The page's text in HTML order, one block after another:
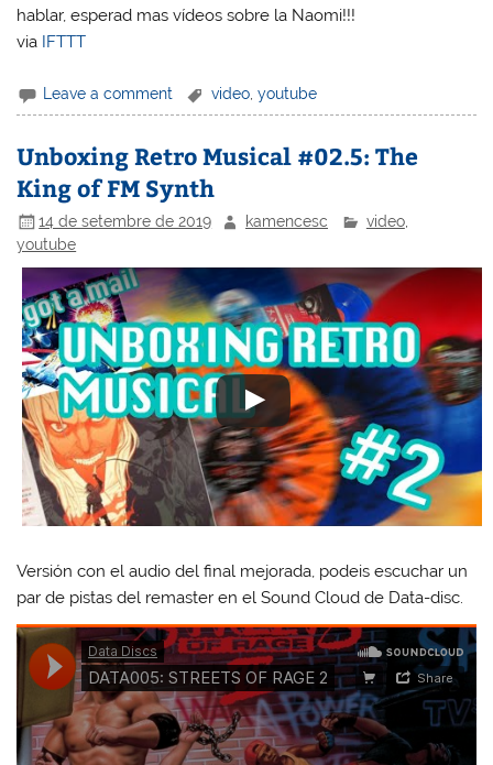
hablar, esperad mas vídeos sobre la Naomi!!!
via IFTTT
Leave a comment video ,youtube
Unboxing Retro Musical #02.5: The
King of FM Synth
14 de setembre de 2019 kamencesc video,
youtube
Versión con el audio del final mejorada, podeis escuchar un
par de pistas del remaster en el Sound Cloud de Data-disc.